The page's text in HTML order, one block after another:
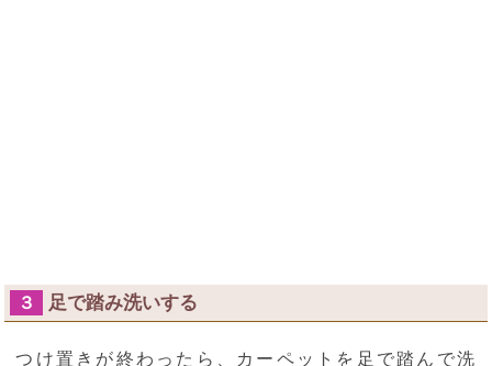
３ 足で踏み洗いする
つけ置きが終わったら、カーペットを足で踏んで洗